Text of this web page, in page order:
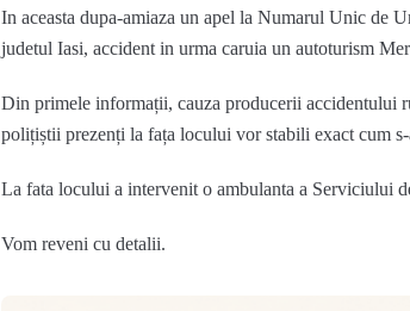
In aceasta dupa-amiaza un apel la Numarul Unic de
judetul Iasi, accident in urma caruia un autoturism
Din primele informații, cauza producerii accidentului
polițiștii prezenți la fața locului vor stabili exact cum
La fata locului a intervenit o ambulanta a Serviciului
Vom reveni cu detalii.